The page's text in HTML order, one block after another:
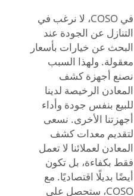
في COSO، لا نرغب في
التنازل عن الجودة عند
البحث عن خيارات بأسعار
معقولة. ولهذا السبب
نصنع أجهزة كشف
المعادن الرخيصة لدينا
للبيع بنفس جودة وأداء
أجهزتنا الأخرى. نسعى
لتقديم معدات كشف
المعادن لعملائنا لا تعمل
فقط بكفاءة، بل تكون
أيضًا بديلًا اقتصاديًا. مع
COSO، ستحصل على